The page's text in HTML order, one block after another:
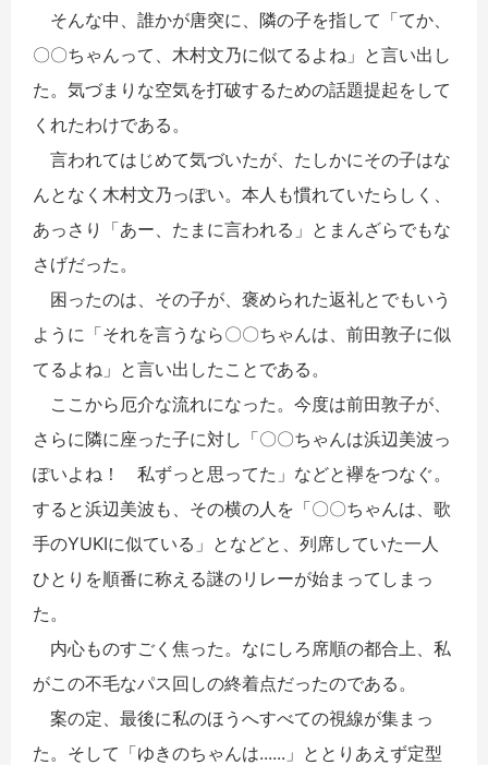
そんな中、誰かが唐突に、隣の子を指して「てか、
〇〇ちゃんって、木村文乃に似てるよね」と言い出し
た。気づまりな空気を打破するための話題提起をして
くれたわけである。
言われてはじめて気づいたが、たしかにその子はな
んとなく木村文乃っぽい。本人も慣れていたらしく、
あっさり「あー、たまに言われる」とまんざらでもな
さげだった。
困ったのは、その子が、褒められた返礼とでもいう
ように「それを言うなら〇〇ちゃんは、前田敦子に似
てるよね」と言い出したことである。
ここから厄介な流れになった。今度は前田敦子が、
さらに隣に座った子に対し「〇〇ちゃんは浜辺美波っ
ぽいよね！ 私ずっと思ってた」などと襷をつなぐ。
すると浜辺美波も、その横の人を「〇〇ちゃんは、歌
手のYUKIに似ている」となどと、列席していた一人
ひとりを順番に称える謎のリレーが始まってしまっ
た。
内心ものすごく焦った。なにしろ席順の都合上、私
がこの不毛なパス回しの終着点だったのである。
案の定、最後に私のほうへすべての視線が集まっ
た。そして「ゆきのちゃんは......」ととりあえず定型